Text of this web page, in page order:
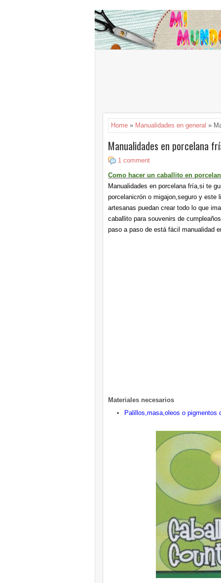
Home » Manualidades en general »
Manualidades en porcelana
1 comment
Como hacer un caballito en
Manualidades en porcelana fría,si te
porcelanicrón o migajon,seguro y
artesanas puedan crear todo lo que
caballito para souvenirs de
paso a paso de está fácil manualidad
Materiales necesarios
Palillos,masa,oleos o pigmentos